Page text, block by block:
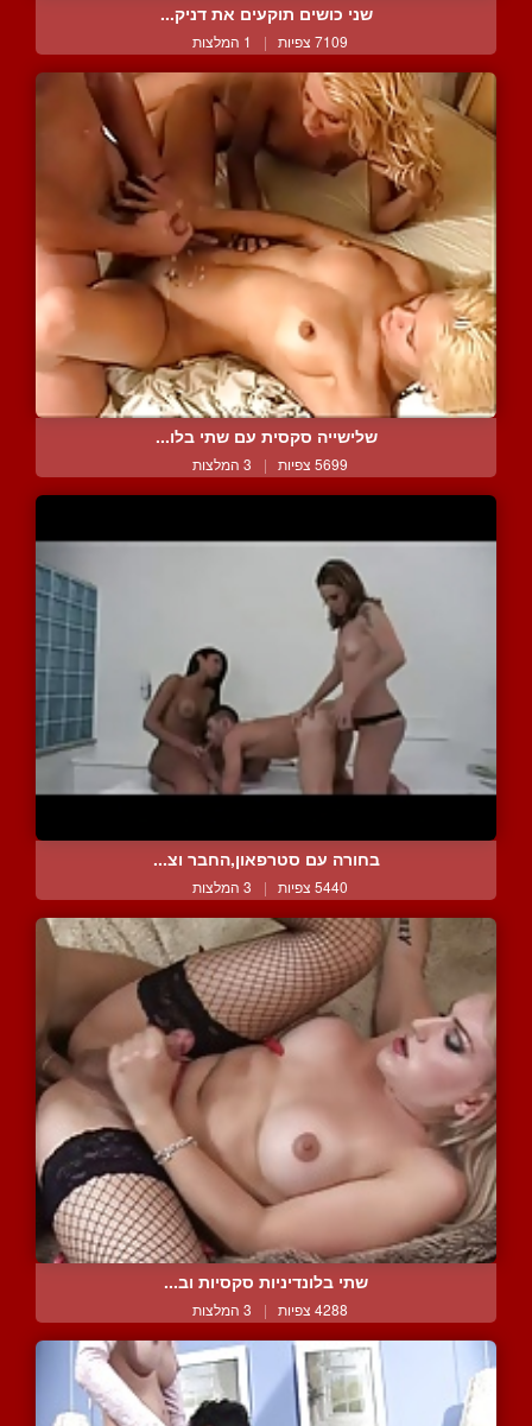
שני כושים תוקעים את דניק...
7109 צפיות | 1 המלצות
שלישייה סקסית עם שתי בלו...
5699 צפיות | 3 המלצות
בחורה עם סטרפאון,החבר וצ...
5440 צפיות | 3 המלצות
שתי בלונדיניות סקסיות וב...
4288 צפיות | 3 המלצות